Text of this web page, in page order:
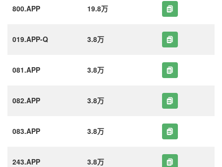
800.APP 19.8万
019.APP-Q 3.8万
081.APP 3.8万
082.APP 3.8万
083.APP 3.8万
243.APP 3.8万